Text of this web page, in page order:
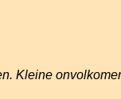
Kleine